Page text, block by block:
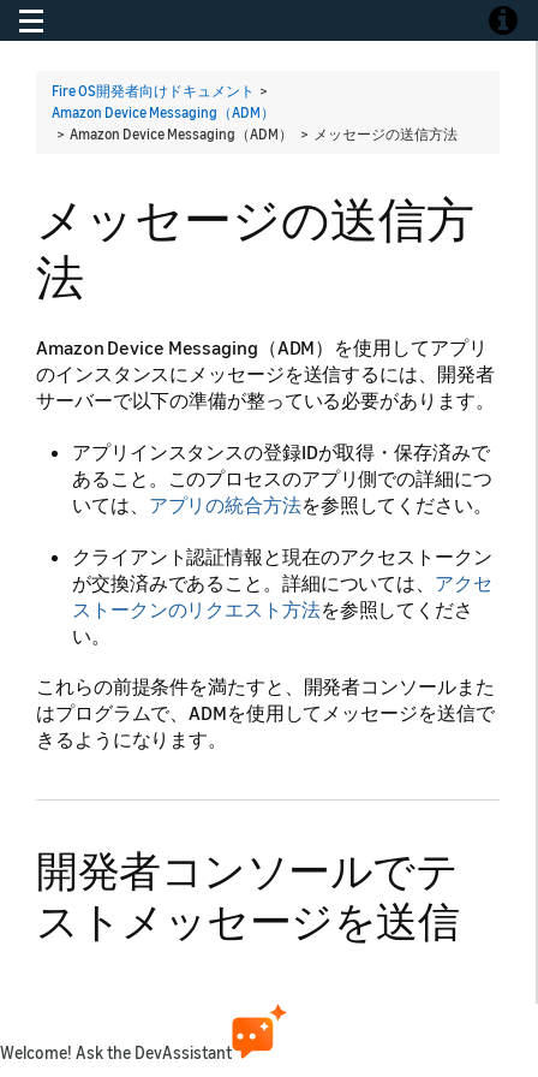
Toggle navigation
Fire OS開発者向けドキュメント >
Amazon Device Messaging（ADM）
> Amazon Device Messaging（ADM） > メッセージの送信方法
メッセージの送信方
法
Amazon Device Messaging（ADM）を使用してアプリ
のインスタンスにメッセージを送信するには、開発者
サーバーで以下の準備が整っている必要があります。
アプリインスタンスの登録IDが取得・保存済みで
あること。このプロセスのアプリ側での詳細につ
いては、 アプリの統合方法を参照してください。
クライアント認証情報と現在のアクセストークン
が交換済みであること。詳細については、 アクセ
ストークンのリクエスト方法を参照してくださ
い。
これらの前提条件を満たすと、開発者コンソールまた
はプログラムで、ADMを使用してメッセージを送信で
きるようになります。
開発者コンソールでテ
ストメッセージを送信
開発者コンソールでADMのテストメッセージを設定で
Welcome! Ask the DevAssistant